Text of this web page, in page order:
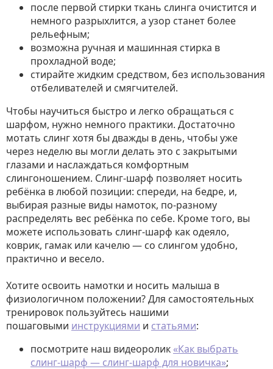
после первой стирки ткань слинга очистится и
немного разрыхлится, а узор станет более
рельефным;
возможна ручная и машинная стирка в
прохладной воде;
стирайте жидким средством, без использования
отбеливателей и смягчителей.
Чтобы научиться быстро и легко обращаться с
шарфом, нужно немного практики. Достаточно
мотать слинг хотя бы дважды в день, чтобы уже
через неделю вы могли делать это с закрытыми
глазами и наслаждаться комфортным
слингоношением. Слинг-шарф позволяет носить
ребёнка в любой позиции: спереди, на бедре, и,
выбирая разные виды намоток, по-разному
распределять вес ребёнка по себе. Кроме того, вы
можете использовать слинг-шарф как одеяло,
коврик, гамак или качелю — со слингом удобно,
практично и весело.
Хотите освоить намотки и носить малыша в
физиологичном положении? Для самостоятельных
тренировок пользуйтесь нашими
пошаговыми инструкциями и статьями:
посмотрите наш видеоролик «Как выбрать
слинг-шарф — слинг-шарф для новичка»;